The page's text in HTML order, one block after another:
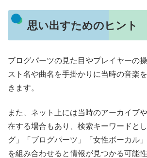
思い出すためのヒント
ブログパーツの見た目やプレイヤーの
スト名や曲名を手掛かりに当時の音楽
きます。
また、ネット上には当時のアーカイブ
在する場合もあり、検索キーワードと
グ」「ブログパーツ」「女性ボーカル
を組み合わせると情報が見つかる可能性